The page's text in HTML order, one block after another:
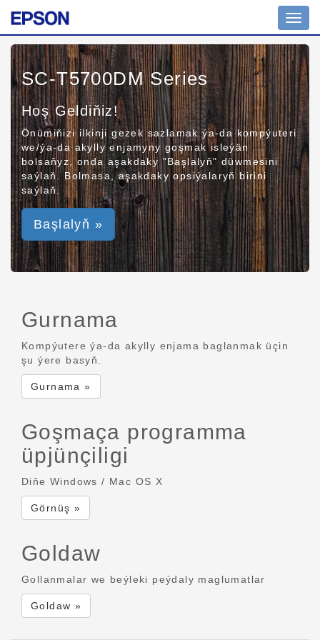
SC-T5700DM Series
Hoş Geldiňiz!
Önümiňizi ilkinji gezek sazlamak ýa-da kompýuteri
we/ýa-da akylly enjamyny goşmak isleýän
bolsaňyz, onda aşakdaky "Başlalyň" düwmesini
saýlaň. Bolmasa, aşakdaky opsiýalaryň birini
saýlaň.
Başlalyň »
Gurnama
Kompýutere ýa-da akylly enjama baglanmak üçin
şu ýere basyň.
Gurnama »
Goşmaça programma
üpjünçiligi
Diňe Windows / Mac OS X
Görnüş »
Goldaw
Gollanmalar we beýleki peýdaly maglumatlar
Goldaw »